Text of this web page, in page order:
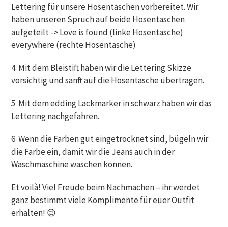
Lettering für unsere Hosentaschen vorbereitet. Wir
haben unseren Spruch auf beide Hosentaschen
aufgeteilt -> Love is found (linke Hosentasche)
everywhere (rechte Hosentasche)
4 Mit dem Bleistift haben wir die Lettering Skizze
vorsichtig und sanft auf die Hosentasche übertragen.
5 Mit dem edding Lackmarker in schwarz haben wir das
Lettering nachgefahren.
6 Wenn die Farben gut eingetrocknet sind, bügeln wir
die Farbe ein, damit wir die Jeans auch in der
Waschmaschine waschen können.
Et voilà! Viel Freude beim Nachmachen – ihr werdet
ganz bestimmt viele Komplimente für euer Outfit
erhalten! 😉